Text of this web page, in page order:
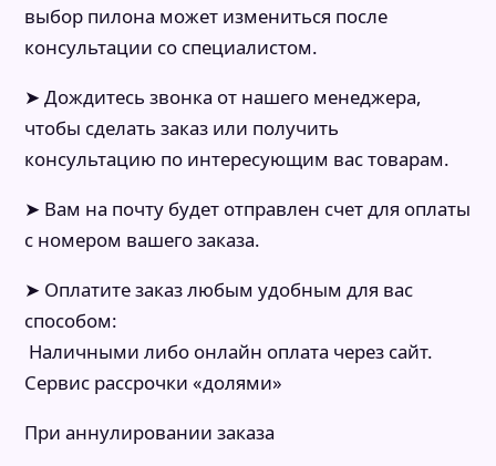
выбор пилона может измениться после
консультации со специалистом.
➤ Дождитесь звонка от нашего менеджера,
чтобы сделать заказ или получить
консультацию по интересующим вас товарам.
➤ Вам на почту будет отправлен счет для оплаты
с номером вашего заказа.
➤ Оплатите заказ любым удобным для вас
способом:
Наличными либо онлайн оплата через сайт.
Сервис рассрочки «долями»
При аннулировании заказа